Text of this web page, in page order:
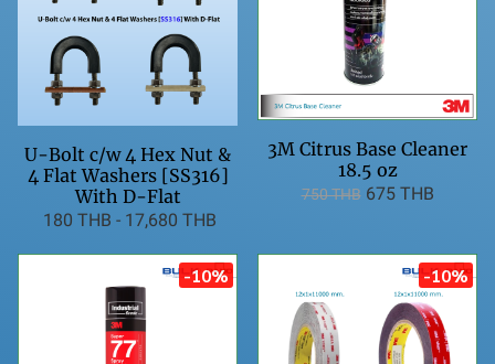
U-Bolt c/w 4 Hex Nut &
4 Flat Washers [SS316]
With D-Flat
180 THB - 17,680 THB
3M Citrus Base Cleaner
18.5 oz
750 THB 675 THB
-10% -10%